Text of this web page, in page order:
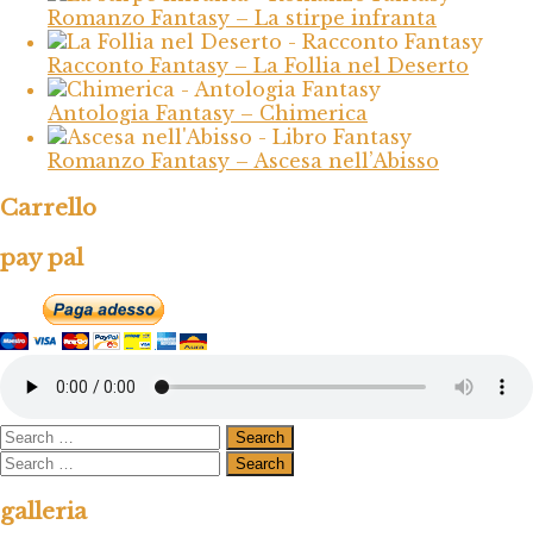
Romanzo Fantasy – La stirpe infranta
Racconto Fantasy – La Follia nel Deserto
Antologia Fantasy – Chimerica
Romanzo Fantasy – Ascesa nell’Abisso
Carrello
pay pal
galleria